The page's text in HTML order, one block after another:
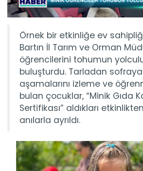
Örnek bir etkinliğe ev
Bartın İl Tarım ve Orman
öğrencilerini tohumun
buluşturdu. Tarladan sofraya
aşamalarını izleme ve
bulan çocuklar, “Minik Gıda
Sertifikası” aldıkları
anılarla ayrıldı.